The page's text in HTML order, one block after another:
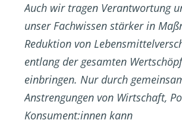
Auch wir tragen Verantwortung
unser Fachwissen stärker in
Reduktion von
entlang der gesamten
einbringen. Nur durch
Anstrengungen von Wirtschaft,
Konsument:innen kann